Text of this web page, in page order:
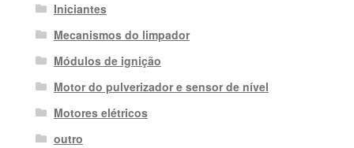
Iniciantes
Mecanismos do limpador
Módulos de ignição
Motor do pulverizador e sensor de nível
Motores elétricos
outro